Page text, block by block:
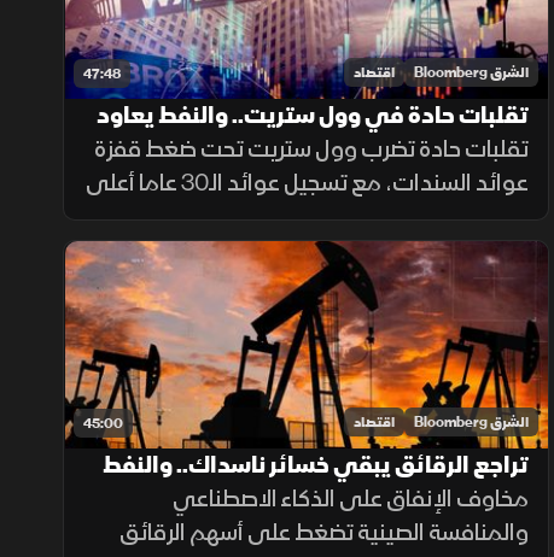
47:48 الشرق Bloomberg اقتصاد
تقلبات حادة في وول ستريت.. والنفط يعاود
الصعود
تقلبات حادة تضرب وول ستريت تحت ضغط قفزة
عوائد السندات، مع تسجيل عوائد الـ30 عاما أعلى
مستوى منذ 2007. وفي أسواق الطاقة، يعود
النفط للصعود بعد الهجوم الإيراني على ناقلتين
بمضيق هرمز
45:00 الشرق Bloomberg اقتصاد
تراجع الرقائق يبقي خسائر ناسداك.. والنفط
يهبط مع هدوء التوتر بين واشنطن وطهران
مخاوف الإنفاق على الذكاء الاصطناعي
والمنافسة الصينية تضغط على أسهم الرقائق